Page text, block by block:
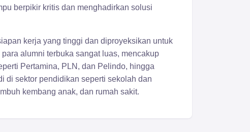
berpikir kritis dan menghadirkan solusi
kerja yang tinggi dan diproyeksikan untuk
alumni terbuka sangat luas, mencakup
Pertamina, PLN, dan Pelindo, hingga
di sektor pendidikan seperti sekolah dan
kembang anak, dan rumah sakit.